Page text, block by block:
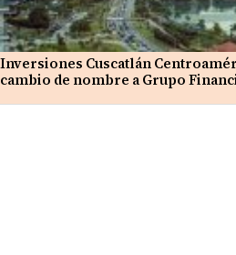
Inversiones Cuscatlán
cambio de nombre a Grupo